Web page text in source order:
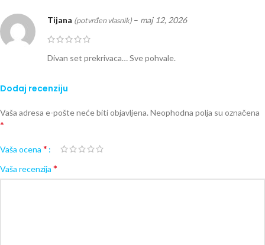
Tijana (potvrđen vlasnik) – maj 12, 2026
Divan set prekrivaca… Sve pohvale.
Dodaj recenziju
Vaša adresa e-pošte neće biti objavljena. Neophodna polja su označena
*
Vaša ocena *
Vaša recenzija *